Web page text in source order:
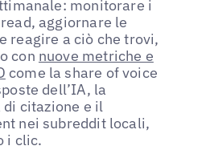
monitorare i
aggiornare le
reagire a ciò che trovi,
con nuove metriche e
come la share of voice
dell’IA, la
citazione e il
nei subreddit locali,
i clic.